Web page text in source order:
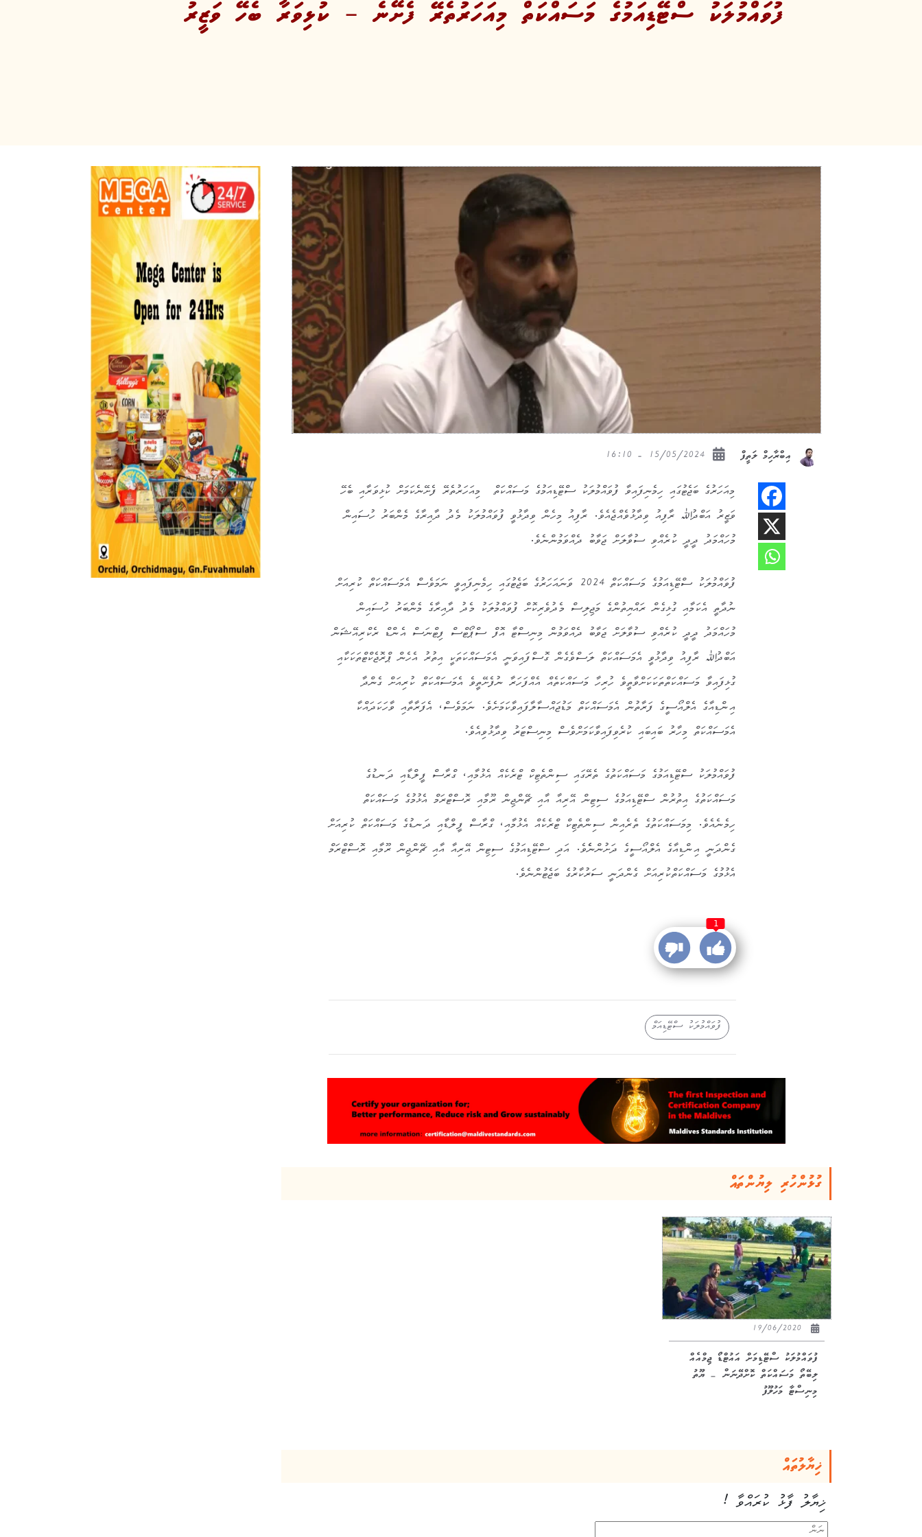
ފުވައްމުލަކު ސްޓޭޑިއަމުގެ މަސައްކަތް މިއަހަރުތެރޭ ފެށޭނެ – ކުޅިވަރާ ބެހޭ ވަޒީރު
އިބްރާހިމް ލަތީފް
މިއަހަރުގެ ބަޖެޓުގައި ހިމެނިފައިވާ ފުވައްމުލަކު ސްޓޭޑިއަމުގެ މަސައްކަތް މިއަހަރުތެރޭ ފެށޭނެކަމަށް ކުޅިވަރާއި ބެހޭ
ވަޒީރު އަބްދުﷲ ރާފިއު ވިދާޅުވެއްޖެއެވެ. ރާފިއު މިހެން ވިދާޅުވީ ފުވައްމުލަކު މެދު ދާއިރާގެ މެންބަރު ހުސައިން
މުހައްމަދު ދީދީ ކުރެއްވި ސުވާލަށް ޖަވާބު ދެއްވަމުންނެވެ.
ފުވައްމުލަކު ސްޓޭޑިއަމުގެ މަސައްކަތް 2024 ވަނައަހަރުގެ ބަޖެޓުގައި ހިމެނިފައިވީ ނަމަވެސް އެމަސައްކަތް ކުރިއަށް
ނުދާތީ އެކަމާއި ގުޅިގެން ރައްޔިތުންގެ މަޖިލިސް މެދުވެރިކޮށް ފުވައްމުލަކު މެދު ދާއިރާގެ މެންބަރު ހުސައިން
މުހައްމަދު ދީދީ ކުރެއްވި ސުވާލަށް ޖަވާބު ދެއްވަމުން މިނިސްޓާ އޮފް ސްޕޯޓްސް ފިޓްނަސް އެންޑް ރެކްރިއޭޝަން
އަބްދުﷲ ރާފިއު ވިދާޅުވީ އެމަސައްކަތް ލަސްވެގެން ގޮސްފައިވަނީ އެމަސައްކަތަކީ އިތުރު އެހެން ޕްރޮޖެކްޓްތަކަކާއި
ގުޅިފައިވާ މަސައްކަތްތަކަކަށްވާތީވެ ހުރިހާ މަސައްކަތެއް އެއްފަހަރާ ނުފެށޭތީވެ އެމަސައްކަތް ކުރިއަށް ގެންދާ
އިންޑިއާގެ އެލްއޯސީގެ ފަރާތުން އެމަސައްކަތް މަޑުޖައްސާލާފައިވާކަމަށެވެ. ނަމަވެސް، އެފަރާތާއި ވާހަކަދައްކާ
އެމަސައްކަތް މިހާރު ބައިބައި ކުރެވިފައިވާކަމަށްވެސް މިނިސްޓަރު ވިދާޅުވިއެވެ.
ފުވައްމުލަކު ސްޓޭޑިއަމުގެ މަސައްކަތުގެ ތެރޭގައި ސިންތެޓިކް ޓްރެކެއް އެޅުމާއި، ގްރާސް ފީލްޑާއި ދަނޑުގެ
މަސައްކަތުގެ އިތުރުން ސްޓޭޑިއަމުގެ ސިޓިން އޭރިއާ އާއި ޗޭންޖިން ރޫމާއި ރޮސްޓްރަމް އެޅުމުގެ މަސައްކަތް
ހިމެނެއެވެ. މިމަސައްކަތުގެ ތެރެއިން ސިންތެޓިކް ޓްރެކެއް އެޅުމާއި، ގްރާސް ފީލްޑާއި ދަނޑުގެ މަސައްކަތް ކުރިއަށް
ގެންދަނީ އިންޑިއާގެ އެލްއޯސީގެ ދަށުންނެެވެ. އަދި ސްޓޭޑިއަމުގެ ސިޓިން އޭރިއާ އާއި ޗޭންޖިން ރޫމާއި ރޮސްޓްރަމް
އެޅުމުގެ މަސައްކަތްކުރިއަށް ގެންދަނީ ސަރުކާރުގެ ބަޖެޓުންނެވެ.
1
ފުވައްމުލަކު ސްޓޭޑިއަމް
ގުޅުންހުރި ލިޔުންތައް
19/06/2020
ފުވައްމުލަކު ސްޓޭޑިމަށް އައުޓްޑޯ ޖިމްއެއް
ލިބޭތޯ މަސައްކަތް ކޮށްދޭނަން – ޔޫތު
މިނިސްޓާ މަހުލޫފު
ޚިޔާލުތައް
ޚިޔާލު ފާޅު ކުރައްވާ !